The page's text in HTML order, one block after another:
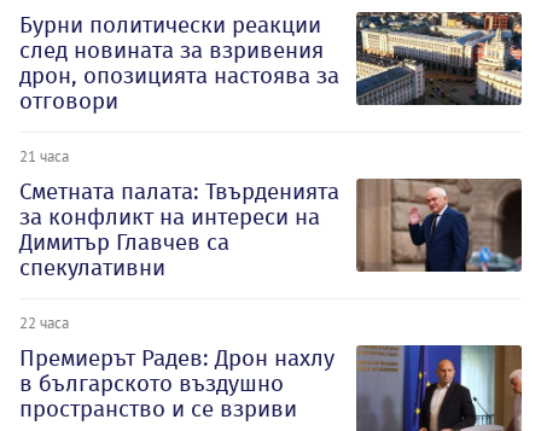
Бурни политически реакции
след новината за взривения
дрон, опозицията настоява за
отговори
21 часа
Сметната палата: Твърденията
за конфликт на интереси на
Димитър Главчев са
спекулативни
22 часа
Премиерът Радев: Дрон нахлу
в българското въздушно
пространство и се взриви